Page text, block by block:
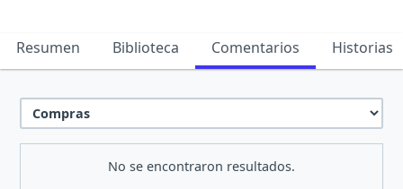
Resumen Biblioteca Comentarios Historias
No se encontraron resultados.